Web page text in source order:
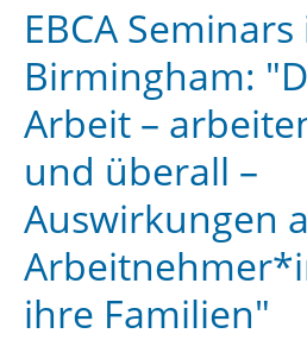
EBCA Seminars
Birmingham:
Arbeit –
und überall –
Auswirkungen
ihre Familien"